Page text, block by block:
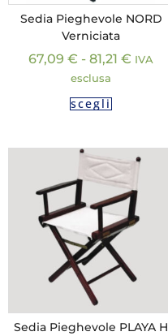
Sedia Pieghevole NORD
Verniciata
67,09 € - 81,21 € IVA
esclusa
scegli
Sedia Pieghevole PLAYA H